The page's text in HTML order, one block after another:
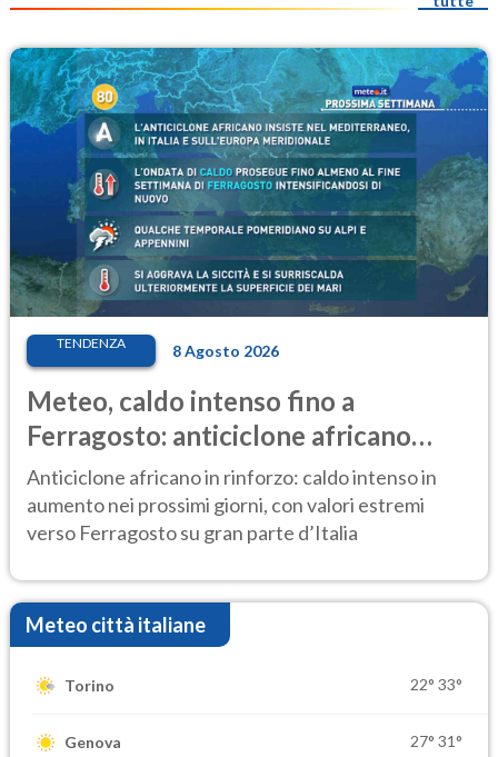
TENDENZA 8 Agosto 2026
Meteo, caldo intenso fino a
Ferragosto: anticiclone africano
ancora protagonista
Anticiclone africano in rinforzo: caldo intenso in
aumento nei prossimi giorni, con valori estremi
verso Ferragosto su gran parte d’Italia
Meteo città italiane
Torino 22° 33°
Genova 27° 31°